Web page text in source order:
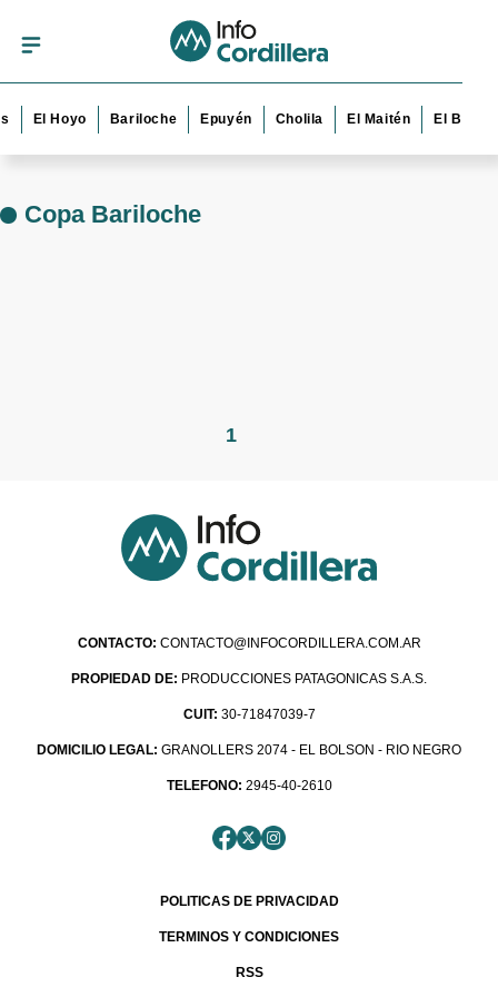
El Hoyo Bariloche Epuyén Cholila El Maitén El Bolsón
Copa Bariloche
1
CONTACTO: CONTACTO@INFOCORDILLERA.COM.AR
PROPIEDAD DE: PRODUCCIONES PATAGONICAS S.A.S.
CUIT: 30-71847039-7
DOMICILIO LEGAL: GRANOLLERS 2074 - EL BOLSON - RIO NEGRO
TELEFONO: 2945-40-2610
POLITICAS DE PRIVACIDAD
TERMINOS Y CONDICIONES
RSS